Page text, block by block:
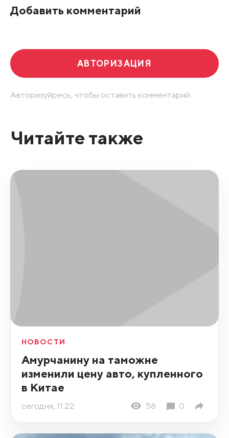
Добавить комментарий
АВТОРИЗАЦИЯ
Авторизуйресь, чтобы оставить комментарий.
Читайте также
НОВОСТИ
Амурчанину на таможне
изменили цену авто, купленного
в Китае
сегодня, 11:22 58 0